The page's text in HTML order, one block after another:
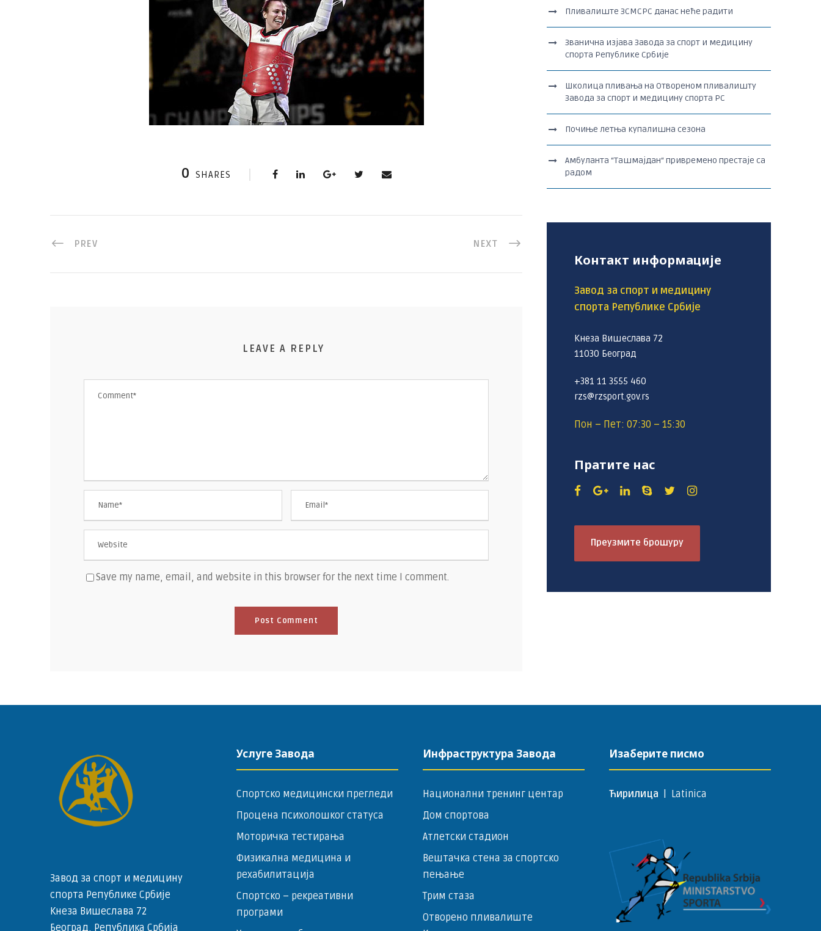
0 SHARES
PREV NEXT
LEAVE A REPLY
Save my name, email, and website in this browser for the next time I comment.
Пливалиште ЗСМСРС данас неће радити
Званична изјава Завода за спорт и медицину
спорта Републике Србије
Школица пливања на Отвореном пливалишту
Завода за спорт и медицину спорта РС
Почиње летња купалишна сезона
Амбуланта “Ташмајдан“ привремено престаје са
радом
Контакт информације
Завод за спорт и медицину
спорта Републике Србије
Кнеза Вишеслава 72
11030 Београд
+381 11 3555 460
rzs@rzsport.gov.rs
Пон – Пет: 07:30 – 15:30
Пратите нас
Преузмите брошуру
Завод за спорт и медицину
спорта Републике Србије
Кнеза Вишеслава 72
Београд, Република Србија
Услуге Завода
Спортско медицински прегледи
Процена психолошког статуса
Моторичка тестирања
Физикална медицина и
рехабилитација
Спортско – ­рекреативни
програми
Инфраструктура Завода
Национални тренинг центар
Дом спортова
Атлетски стадион
Вештачка стена за спортско
пењање
Трим стаза
Отворено пливалиште
Изаберите писмо
Ћирилица Latinica